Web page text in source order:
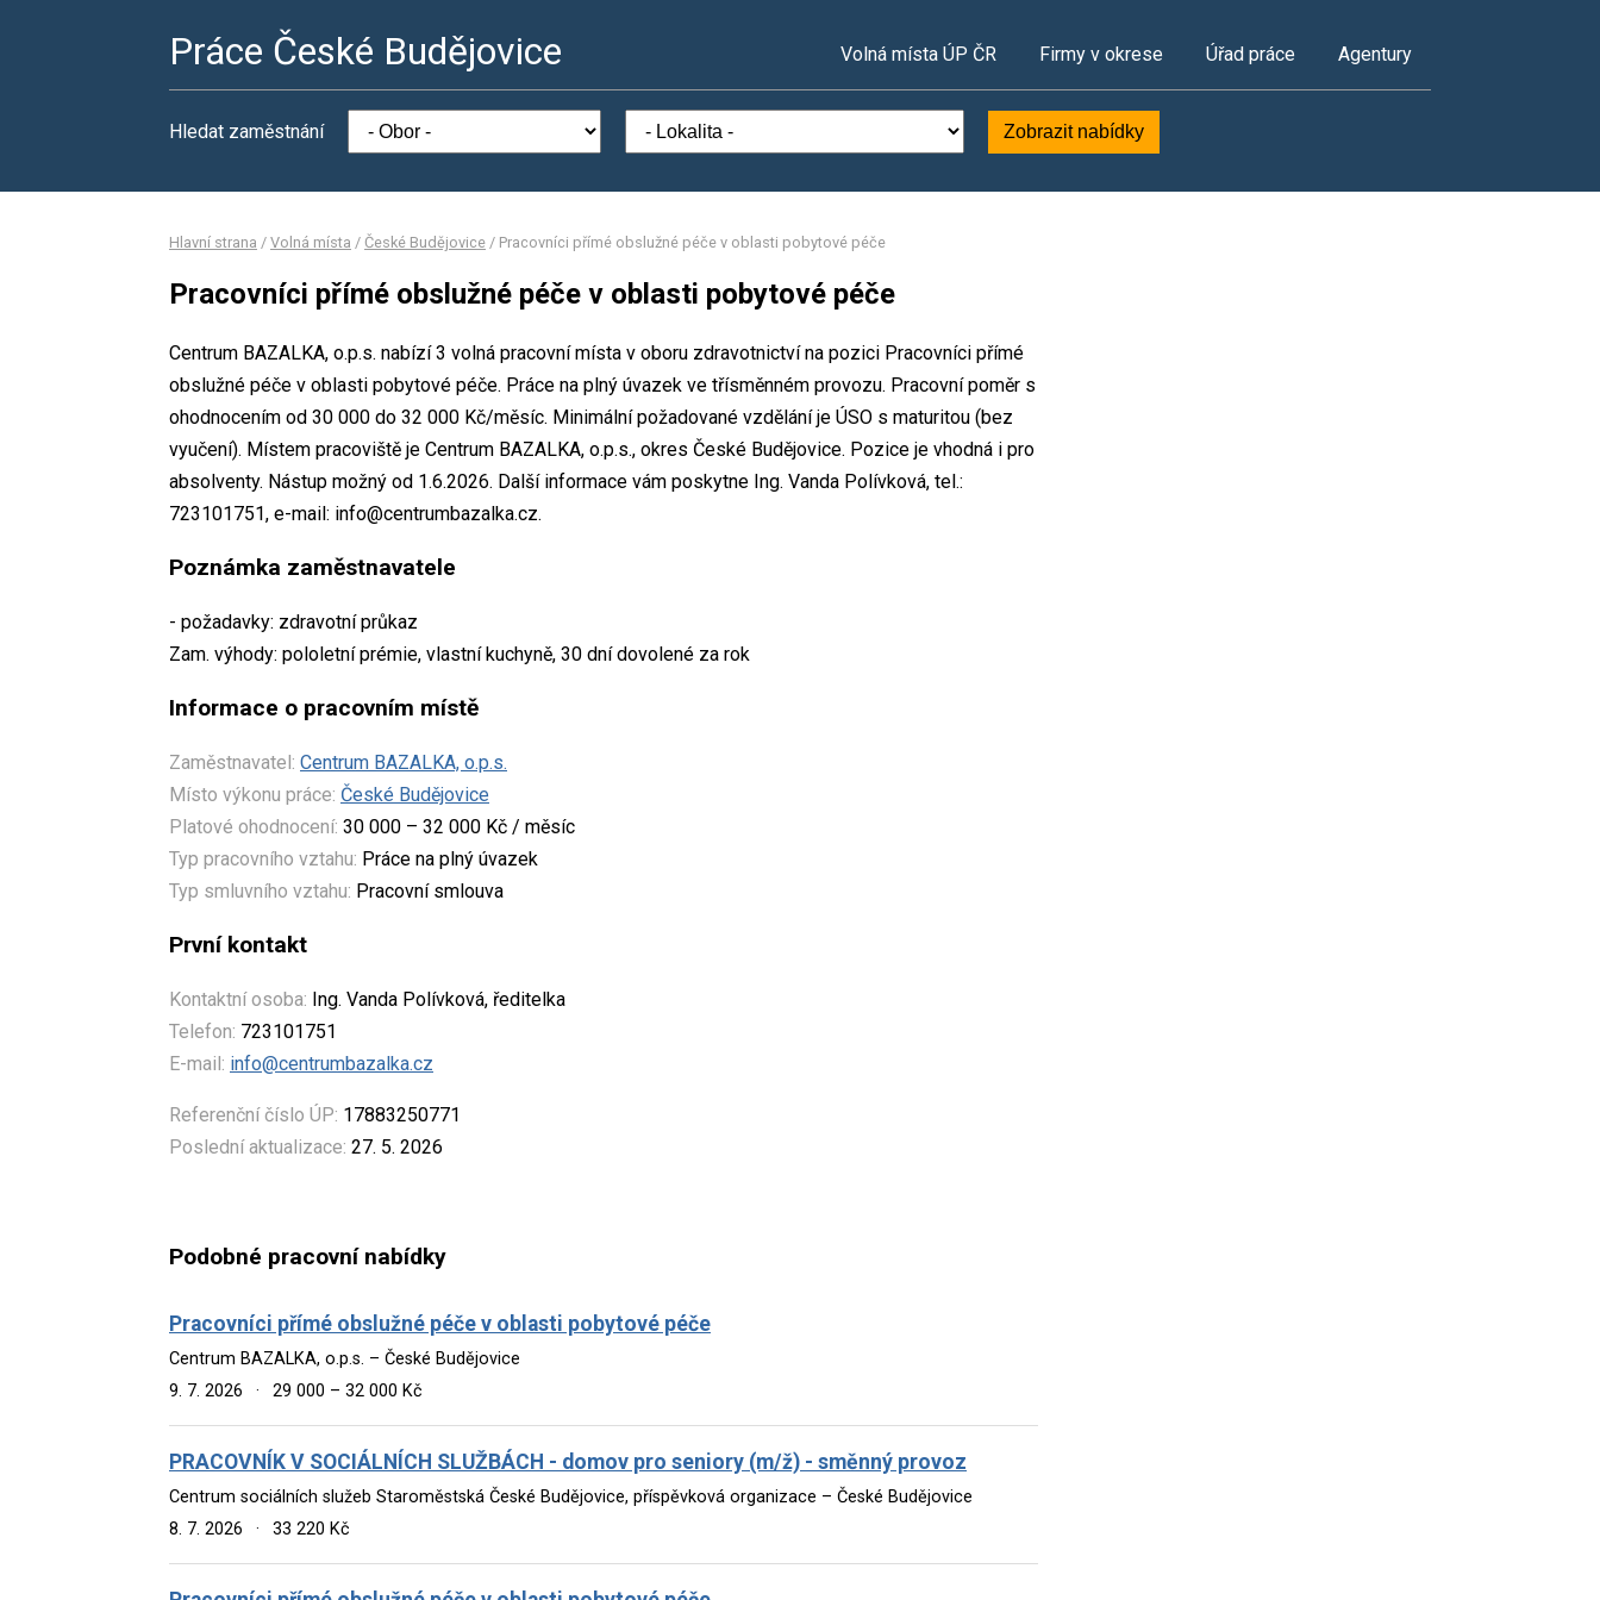
Práce České Budějovice Volná místa ÚP ČR Firmy v okrese Úřad práce Agentury
Hledat zaměstnání Zobrazit nabídky
Hlavní strana / Volná místa / České Budějovice / Pracovníci přímé obslužné péče v oblasti pobytové péče
Pracovníci přímé obslužné péče v oblasti pobytové péče
Centrum BAZALKA, o.p.s. nabízí 3 volná pracovní místa v oboru zdravotnictví na pozici Pracovníci přímé
obslužné péče v oblasti pobytové péče. Práce na plný úvazek ve třísměnném provozu. Pracovní poměr s
ohodnocením od 30 000 do 32 000 Kč/měsíc. Minimální požadované vzdělání je ÚSO s maturitou (bez
vyučení). Místem pracoviště je Centrum BAZALKA, o.p.s., okres České Budějovice. Pozice je vhodná i pro
absolventy. Nástup možný od 1.6.2026. Další informace vám poskytne Ing. Vanda Polívková, tel.:
723101751, e-mail: info@centrumbazalka.cz.
Poznámka zaměstnavatele
- požadavky: zdravotní průkaz
Zam. výhody: pololetní prémie, vlastní kuchyně, 30 dní dovolené za rok
Informace o pracovním místě
Zaměstnavatel: Centrum BAZALKA, o.p.s.
Místo výkonu práce: České Budějovice
Platové ohodnocení: 30 000 – 32 000 Kč / měsíc
Typ pracovního vztahu: Práce na plný úvazek
Typ smluvního vztahu: Pracovní smlouva
První kontakt
Kontaktní osoba: Ing. Vanda Polívková, ředitelka
Telefon: 723101751
E-mail: info@centrumbazalka.cz
Referenční číslo ÚP: 17883250771
Poslední aktualizace: 27. 5. 2026
Podobné pracovní nabídky
Pracovníci přímé obslužné péče v oblasti pobytové péče
Centrum BAZALKA, o.p.s. – České Budějovice
9. 7. 2026
· 29 000 – 32 000 Kč
PRACOVNÍK V SOCIÁLNÍCH SLUŽBÁCH - domov pro seniory (m/ž) - směnný provoz
Centrum sociálních služeb Staroměstská České Budějovice, příspěvková organizace – České Budějovice
8. 7. 2026
· 33 220 Kč